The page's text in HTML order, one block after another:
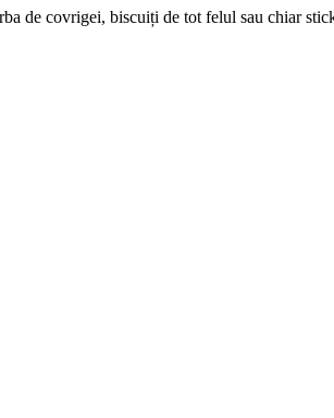
de covrigei, biscuiți de tot felul sau chiar